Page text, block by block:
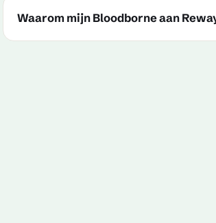
Waarom mijn Bloodborne aan